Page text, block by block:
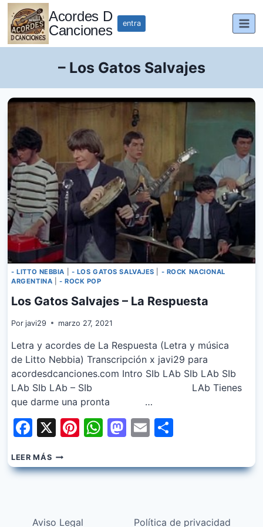
Saltar
contenido
Acordes D
Canciones
entra
– Los Gatos Salvajes
- LITTO NEBBIA - LOS GATOS SALVAJES
- ROCK NACIONAL
ARGENTINA
- ROCK POP
Los Gatos Salvajes – La Respuesta
Por javi29 marzo 27, 2021
Letra y acordes de La Respuesta (Letra y música
de Litto Nebbia) Transcripción x javi29 para
acordesdcanciones.com Intro SIb LAb SIb LAb SIb
LAb SIb LAb – SIb LAb Tienes
que darme una pronta …
Facebook
X Pinterest
WhatsApp
Mastodon
Email
LEER MÁSLOS
GATOS
SALVAJES
Aviso Legal Política de privacidad